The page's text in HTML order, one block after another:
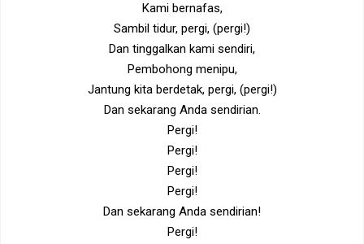
Kami bernafas,
Sambil tidur, pergi, (pergi!)
Dan tinggalkan kami sendiri,
Pembohong menipu,
Jantung kita berdetak, pergi, (pergi!)
Dan sekarang Anda sendirian.
Pergi!
Pergi!
Pergi!
Pergi!
Dan sekarang Anda sendirian!
Pergi!